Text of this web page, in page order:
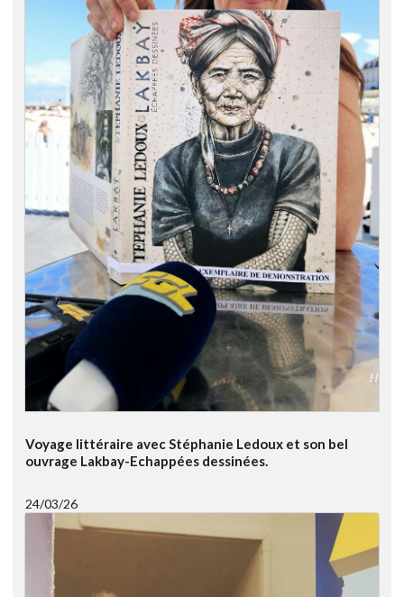
Voyage littéraire avec Stéphanie Ledoux et son bel
ouvrage Lakbay-Echappées dessinées.
24/03/26